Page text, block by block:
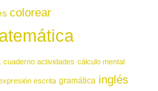
colorear
cuaderno actividades cálculo mental
escrita gramática inglés